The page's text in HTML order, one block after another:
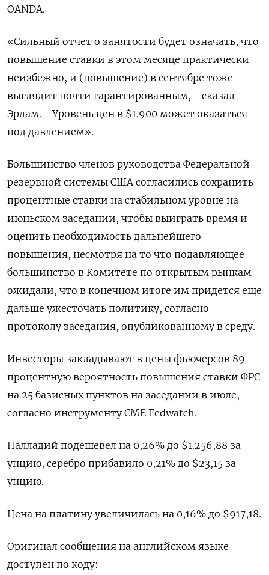
OANDA.
«Сильный отчет о занятости будет означать, что
повышение ставки в этом месяце практически
неизбежно, и (повышение) в сентябре тоже
выглядит почти гарантированным, - сказал
Эрлам. - Уровень цен в $1.900 может оказаться
под давлением».
Большинство членов руководства Федеральной
резервной системы США согласились сохранить
процентные ставки на стабильном уровне на
июньском заседании, чтобы выиграть время и
оценить необходимость дальнейшего
повышения, несмотря на то что подавляющее
большинство в Комитете по открытым рынкам
ожидали, что в конечном итоге им придется еще
дальше ужесточать политику, согласно
протоколу заседания, опубликованному в среду.
Инвесторы закладывают в цены фьючерсов 89-
процентную вероятность повышения ставки ФРС
на 25 базисных пунктов на заседании в июле,
согласно инструменту CME Fedwatch.
Палладий подешевел на 0,26% до $1.256,88​​ за
унцию, серебро прибавило 0,21% до $23,15​ за
унцию.
Цена на платину увеличилась на 0,16% до $917,18.
Оригинал сообщения на английском языке
доступен по коду: